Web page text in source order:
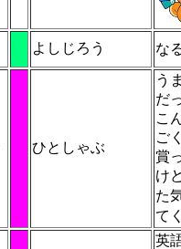
よしじろう な
ひとしゃぶ
う
だ
こ
ご
賞
け
た
て
英